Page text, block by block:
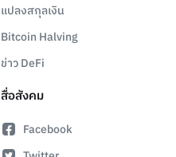
แปลงสกุลเงิน
Bitcoin Halving
ข่าว DeFi
สื่อสังคม
Facebook